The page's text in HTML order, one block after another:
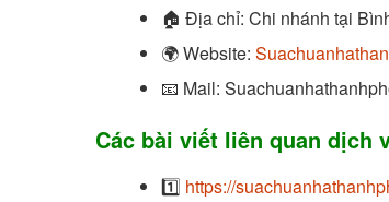
🏠 Địa chỉ: Chi nhánh tại
🌍Website:
📧 Mail:
Các bài viết liên quan
1️⃣ https://